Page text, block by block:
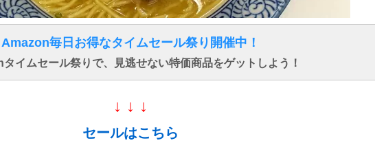
Amazon毎日お得なタイムセール祭り開催中！
イムセール祭りで、見逃せない特価商品をゲットしよう！
↓ ↓ ↓
セールはこちら